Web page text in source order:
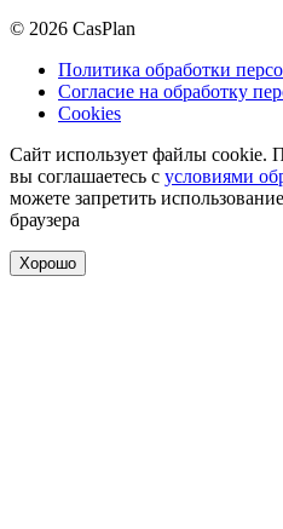
© 2026 CasPlan
Политика обработки
Согласие на обработку
Cookies
Сайт использует файлы cookie.
вы соглашаетесь с условиями
можете запретить
браузера
Хорошо